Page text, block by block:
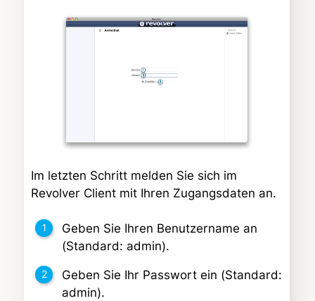
Im letzten Schritt melden Sie sich im
Revolver Client mit Ihren Zugangsdaten an.
Geben Sie Ihren Benutzername an
(Standard: admin).
Geben Sie Ihr Passwort ein (Standard:
admin).